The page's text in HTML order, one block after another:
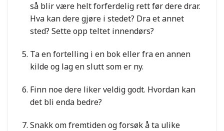
så blir være helt forferdelig rett før dere drar.
Hva kan dere gjøre i stedet? Dra et annet
sted? Sette opp teltet innendørs?
Ta en fortelling i en bok eller fra en annen
kilde og lag en slutt som er ny.
Finn noe dere liker veldig godt. Hvordan kan
det bli enda bedre?
Snakk om fremtiden og forsøk å ta ulike